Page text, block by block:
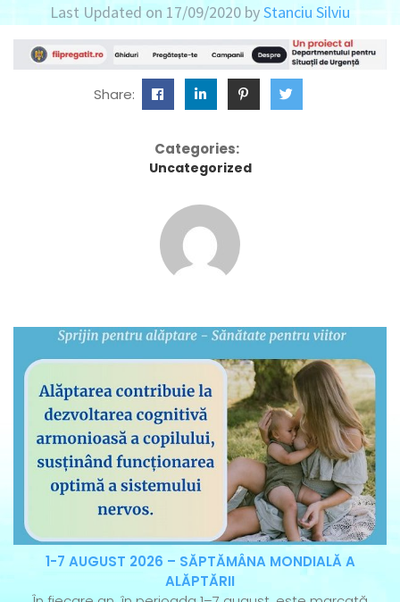
Last Updated on 17/09/2020 byStanciu Silviu
Share:
Categories:
Uncategorized
1-7 AUGUST 2026 – SĂPTĂMÂNA MONDIALĂ A
ALĂPTĂRII